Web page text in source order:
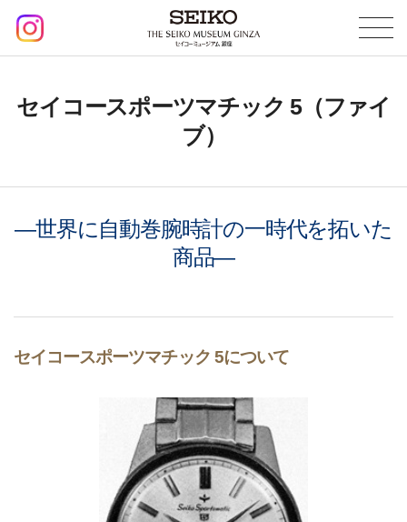
セイコースポーツマチック 5（ファイ
ブ）
―世界に自動巻腕時計の一時代を拓いた
商品―
セイコースポーツマチック 5について